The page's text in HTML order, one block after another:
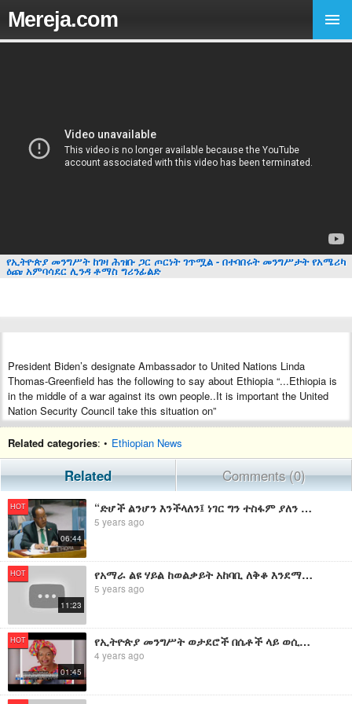
Mereja.com
የኢትዮጵያ መንግሥት ከገዛ ሕዝቡ ጋር ጦርነት ገጥሟል - በተባበሩት መንግሥታት የአሜሪካ
ዕጩ አምባሳደር ሊንዳ ቶማስ ግሪንፊልድ
President Biden’s designate Ambassador to United Nations Linda
Thomas-Greenfield has the following to say about Ethiopia “...Ethiopia is
in the middle of a war against its own people..It is important the United
Nation Security Council take this situation on”
በተባበሩት መንግሥታት የአሜሪካ ዕጩ አምባሳደር ሊንዳ ቶማስ ግሪንፊልድ በኢትዮጵያ
ትግራይ ክልል ያለው ሁኔታ እንደሚያሳስባቸው ሹመታቸውን ለማጽደቅ ለተሰየመው
የላይኛው ምክር ቤት ተናግረዋል፡፡ የኢትዮጵ መንግሥት ከገዛ ሕዝቡ ጋር ጦርነት ገጥሟል-
ብለዋል ግሪንፊልድ፡፡ የተባበሩት መንግሥታት ድርጅት ለዚህ ሁኔታ ምን ምላሽ መስጠት
እንዳለበት እንዲያሰላስልም መክረዋል፡፡ በክልሉ የሰብዓዊ ሁኔታው እንዳሽቆለቀለ የገለጹት
አምባሳደሯ፣ ተመድ ከመንግሥት ጋር ግልጽ ንግግር ማድረግ እንደሚያስፈልገው
አውስተዋል፡፡
Related categories: • Ethiopian News
Related Comments (0)
HOT
06:44
“ድሆች ልንሆን እንችላለን፤ ነገር ግን ተስፋም ያለን ሕዝብ ነን" በተባበሩት መንግሥታት ድርጅት የኢትዮጵያ አምባሳደር ታዬ አፅቀስላሴ
5 years ago
HOT
11:23
የአማራ ልዩ ሃይል ከወልቃይት አከባቢ ለቅቆ እንደማይወጣ በተባበሩት መንግስታት የኢትዮጵያ አምባሳደር አስታወቁ
5 years ago
HOT
01:45
የኢትዮጵያ መንግሥት ወታደሮች በሴቶች ላይ ወሲባዊ ጥቃት ፈፅመዋል ሽለመባሉ ማረጋገጫ እንዳልተገኘ የተባበሩት መንግሥታት ድርጅት ባለሥልጣናት ገለፁ፡፡|etv
4 years ago